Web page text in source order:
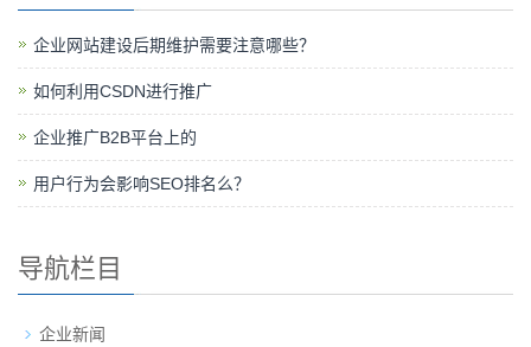
企业网站建设后期维护需要注意哪些？
如何利用CSDN进行推广
企业推广B2B平台上的
用户行为会影响SEO排名么？
导航栏目
企业新闻